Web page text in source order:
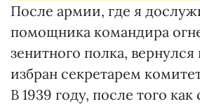
После армии, где я
помощника командира
зенитного полка, вернулся
избран секретарем
В 1939 году, после того как